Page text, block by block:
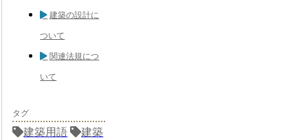
建築の設計に
ついて
関連法規につ
いて
タグ
建築用語
建築